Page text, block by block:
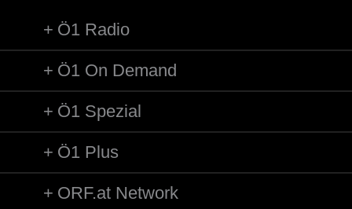
Ö1 Radio
Ö1 On Demand
Ö1 Spezial
Ö1 Plus
ORF.at Network